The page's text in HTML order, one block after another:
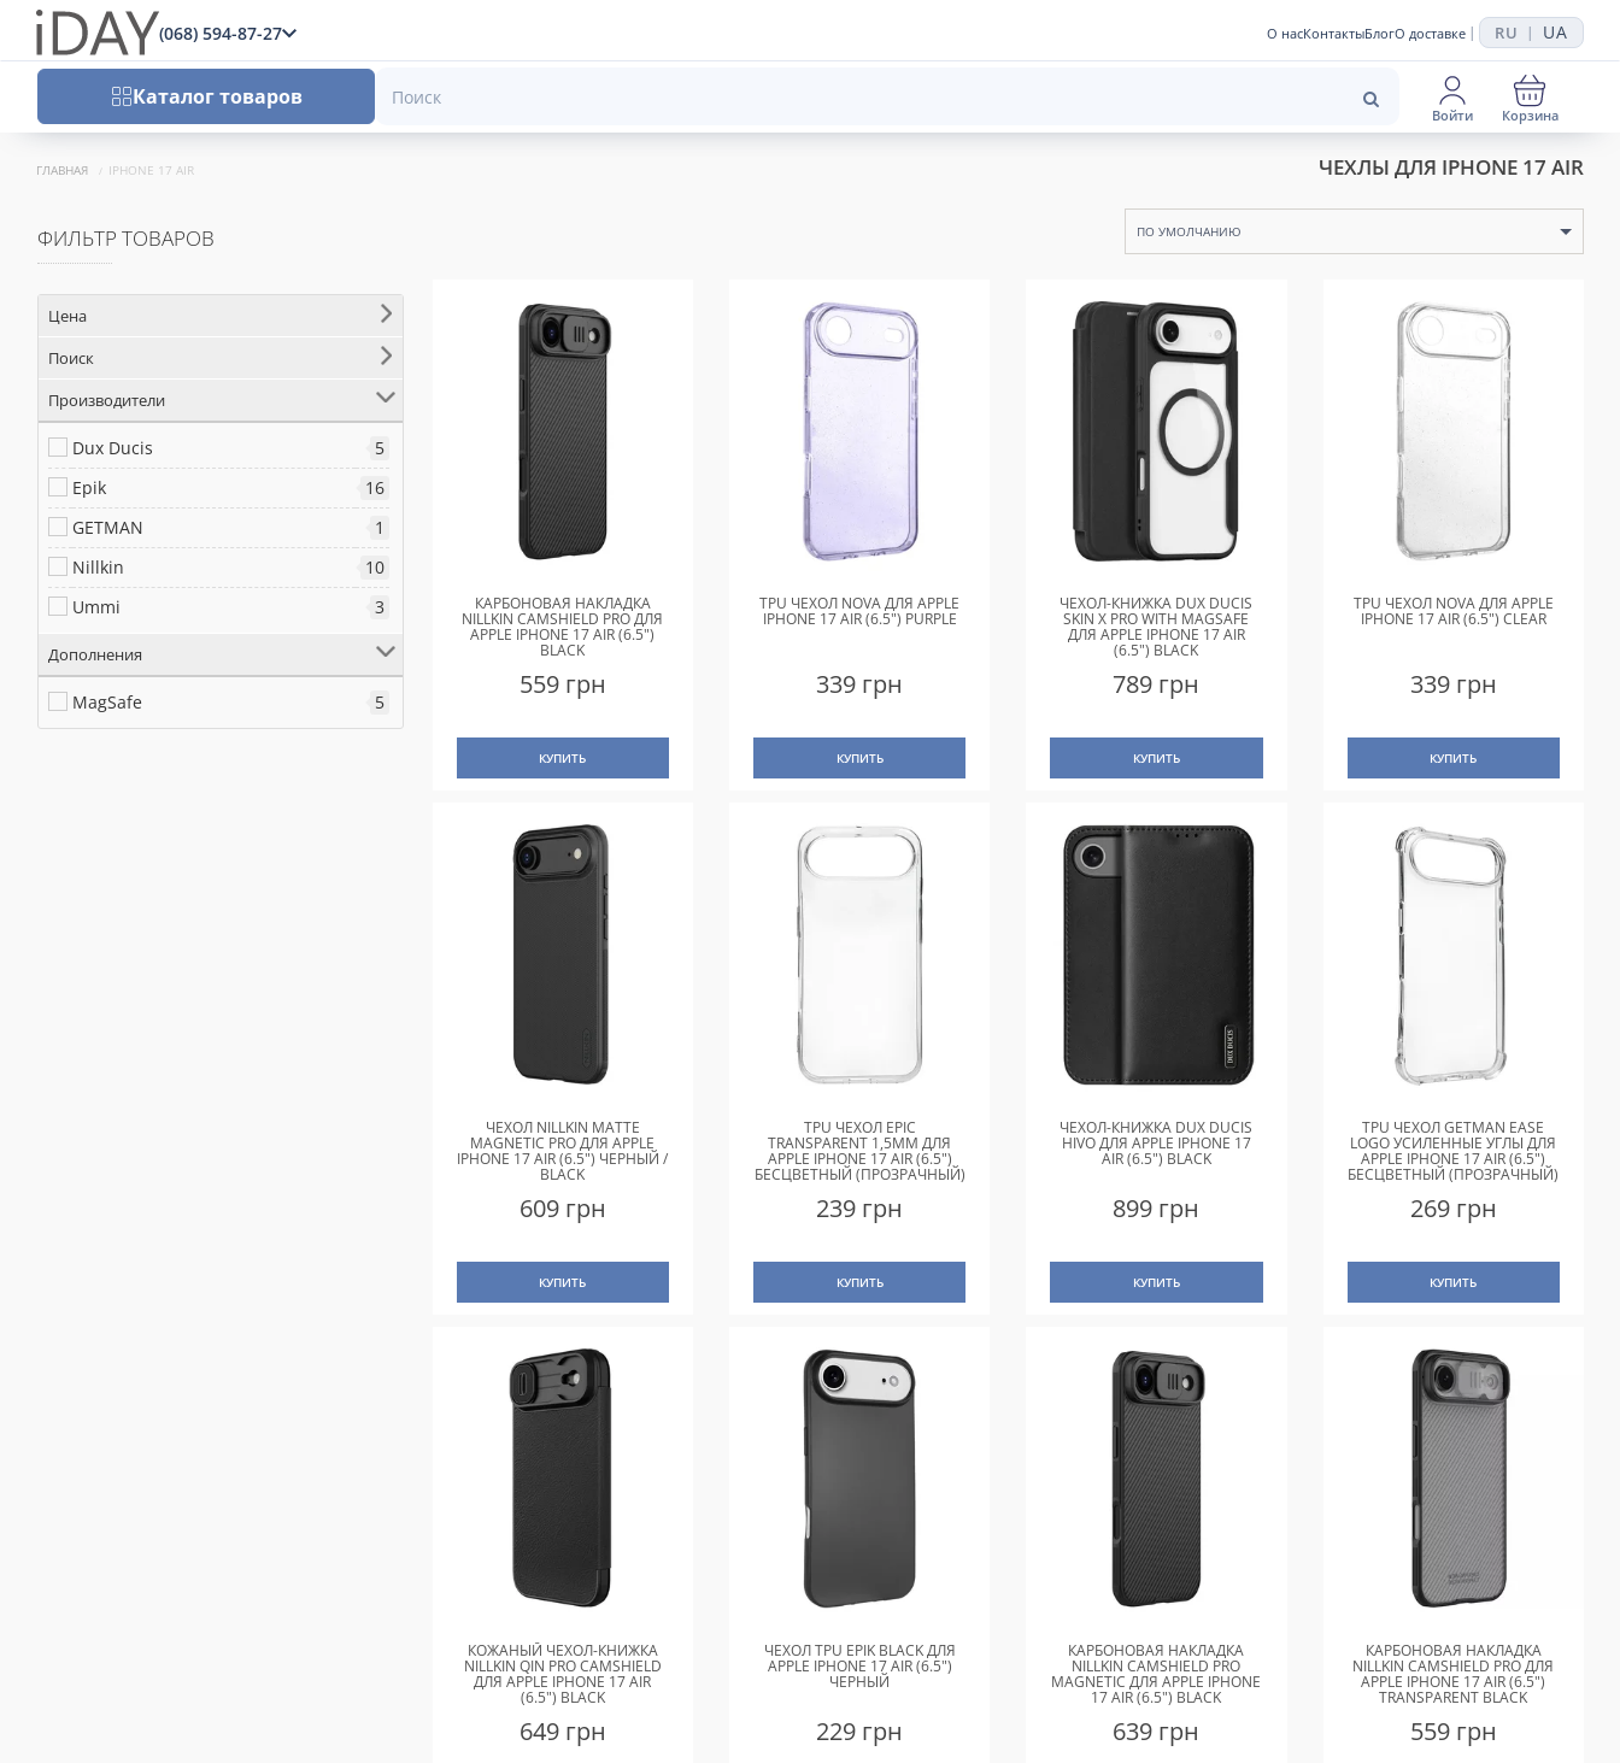
(068) 594-87-27 О насКонтактыБлогО доставке | RU | UA
Каталог товаров
Войти Корзина
ГЛАВНАЯ IPHONE 17 AIR ЧЕХЛЫ ДЛЯ IPHONE 17 AIR
ФИЛЬТР ТОВАРОВ
Цена
Поиск
Производители
Dux Ducis
5
Epik
16
GETMAN
1
Nillkin
10
Ummi
3
Дополнения
MagSafe 5
ПО УМОЛЧАНИЮ
КАРБОНОВАЯ НАКЛАДКА
NILLKIN CAMSHIELD PRO ДЛЯ
APPLE IPHONE 17 AIR (6.5")
BLACK
559 грн
КУПИТЬ
TPU ЧЕХОЛ NOVA ДЛЯ APPLE
IPHONE 17 AIR (6.5") PURPLE
339 грн
КУПИТЬ
ЧЕХОЛ-КНИЖКА DUX DUCIS
SKIN X PRO WITH MAGSAFE
ДЛЯ APPLE IPHONE 17 AIR
(6.5") BLACK
789 грн
КУПИТЬ
TPU ЧЕХОЛ NOVA ДЛЯ APPLE
IPHONE 17 AIR (6.5") CLEAR
339 грн
КУПИТЬ
ЧЕХОЛ NILLKIN MATTE
MAGNETIC PRO ДЛЯ APPLE
IPHONE 17 AIR (6.5") ЧЕРНЫЙ /
BLACK
609 грн
КУПИТЬ
TPU ЧЕХОЛ EPIC
TRANSPARENT 1,5MM ДЛЯ
APPLE IPHONE 17 AIR (6.5")
БЕСЦВЕТНЫЙ (ПРОЗРАЧНЫЙ)
239 грн
КУПИТЬ
ЧЕХОЛ-КНИЖКА DUX DUCIS
HIVO ДЛЯ APPLE IPHONE 17
AIR (6.5") BLACK
899 грн
КУПИТЬ
TPU ЧЕХОЛ GETMAN EASE
LOGO УСИЛЕННЫЕ УГЛЫ ДЛЯ
APPLE IPHONE 17 AIR (6.5")
БЕСЦВЕТНЫЙ (ПРОЗРАЧНЫЙ)
269 грн
КУПИТЬ
КОЖАНЫЙ ЧЕХОЛ-КНИЖКА
NILLKIN QIN PRO CAMSHIELD
ДЛЯ APPLE IPHONE 17 AIR
(6.5") BLACK
649 грн
ЧЕХОЛ TPU EPIK BLACK ДЛЯ
APPLE IPHONE 17 AIR (6.5")
ЧЕРНЫЙ
229 грн
КАРБОНОВАЯ НАКЛАДКА
NILLKIN CAMSHIELD PRO
MAGNETIC ДЛЯ APPLE IPHONE
17 AIR (6.5") BLACK
639 грн
КАРБОНОВАЯ НАКЛАДКА
NILLKIN CAMSHIELD PRO ДЛЯ
APPLE IPHONE 17 AIR (6.5")
TRANSPARENT BLACK
559 грн